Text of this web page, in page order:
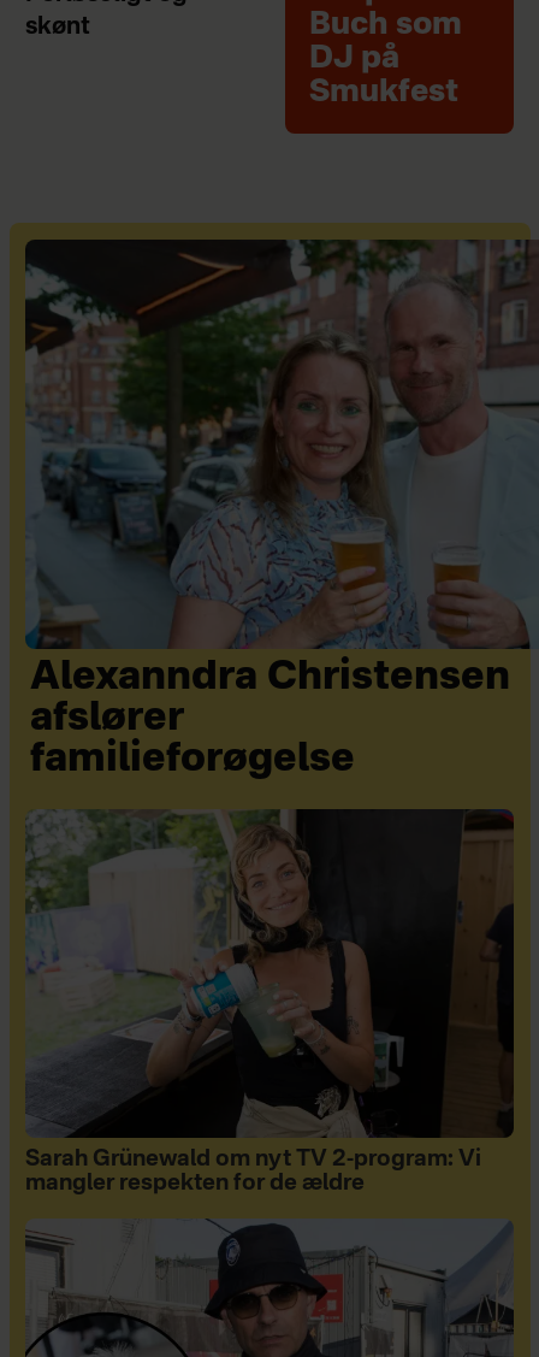
skønt
Buch som
DJ på
Smukfest
Alexanndra Christensen
afslører
familieforøgelse
Sarah Grünewald om nyt TV 2-program: Vi
mangler respekten for de ældre